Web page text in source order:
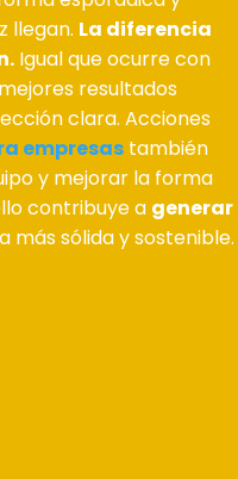
llegan. La diferencia
Igual que ocurre con
resultados
clara. Acciones
empresas también
y mejorar la forma
contribuye a generar
más sólida y sostenible.